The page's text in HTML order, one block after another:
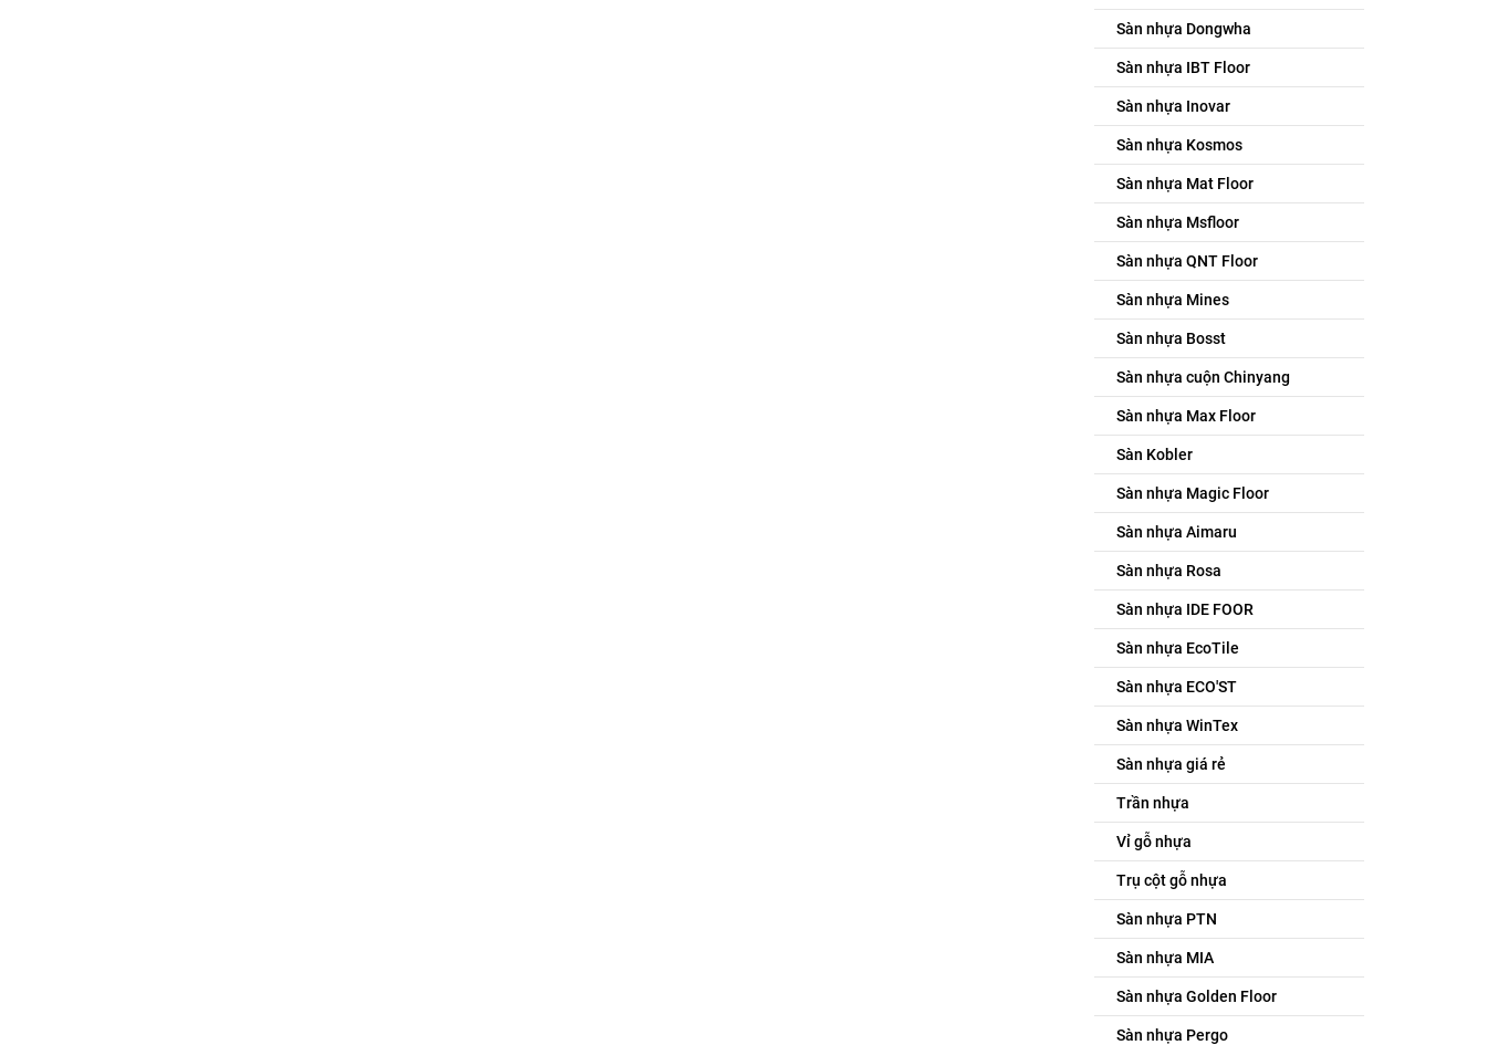
Sàn nhựa Dongwha
Sàn nhựa IBT Floor
Sàn nhựa Inovar
Sàn nhựa Kosmos
Sàn nhựa Mat Floor
Sàn nhựa Msfloor
Sàn nhựa QNT Floor
Sàn nhựa Mines
Sàn nhựa Bosst
Sàn nhựa cuộn Chinyang
Sàn nhựa Max Floor
Sàn Kobler
Sàn nhựa Magic Floor
Sàn nhựa Aimaru
Sàn nhựa Rosa
Sàn nhựa IDE FOOR
Sàn nhựa EcoTile
Sàn nhựa ECO'ST
Sàn nhựa WinTex
Sàn nhựa giá rẻ
Trần nhựa
Vỉ gỗ nhựa
Trụ cột gỗ nhựa
Sàn nhựa PTN
Sàn nhựa MIA
Sàn nhựa Golden Floor
Sàn nhựa Pergo